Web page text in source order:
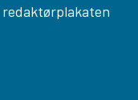
redaktørplakaten